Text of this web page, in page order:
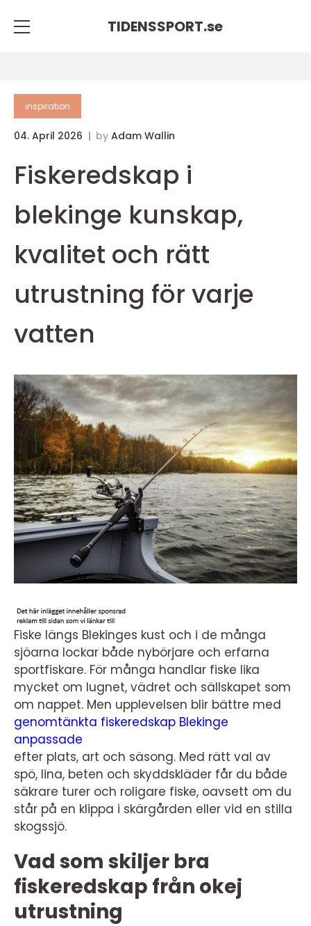
TIDENSSPORT.se
inspiration
04. April 2026 by Adam Wallin
Fiskeredskap i
blekinge kunskap,
kvalitet och rätt
utrustning för varje
vatten
Fiske längs Blekinges kust och i de många
sjöarna lockar både nybörjare och erfarna
sportfiskare. För många handlar fiske lika
mycket om lugnet, vädret och sällskapet som
om nappet. Men upplevelsen blir bättre med
genomtänkta fiskeredskap Blekinge
anpassade
efter plats, art och säsong. Med rätt val av
spö, lina, beten och skyddskläder får du både
säkrare turer och roligare fiske, oavsett om du
står på en klippa i skärgården eller vid en stilla
skogssjö.
Vad som skiljer bra
fiskeredskap från okej
utrustning